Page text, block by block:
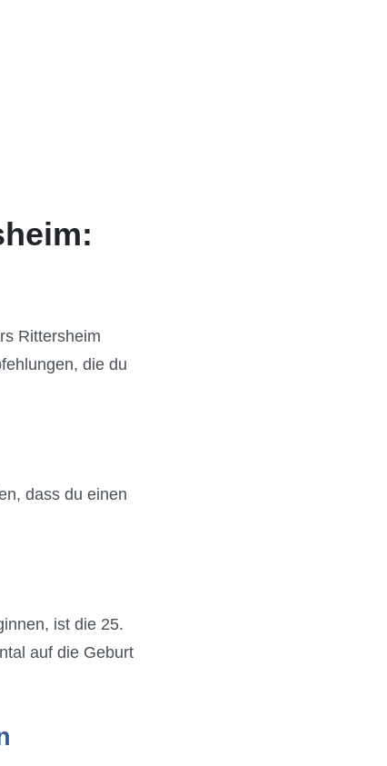
Rittersheim
die du
dass du einen
ist die 25.
auf die Geburt